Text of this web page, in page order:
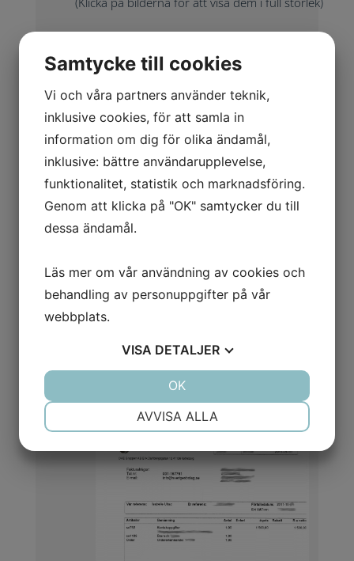
Sverigesbolag.se OHE Gruppen
AB Faktura 2013
Samtycke till cookies
Vi och våra partners använder teknik,
inklusive cookies, för att samla in
information om dig för olika ändamål,
inklusive: bättre användarupplevelse,
funktionalitet, statistik och marknadsföring.
Genom att klicka på "OK" samtycker du till
dessa ändamål.
Läs mer om vår användning av cookies och
behandling av personuppgifter på vår
webbplats.
VISA DETALJER
MARKNADSFÖRING
AVVISA ALLA
OK